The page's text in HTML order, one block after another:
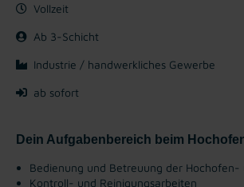
Vollzeit
Ab 3-Schicht
Industrie / handwerkliches Gewerbe
ab sofort
Dein Aufgabenbereich beim
Bedienung und Betreuung der Hochofen-
Kontroll- und Reinigungsarbeiten